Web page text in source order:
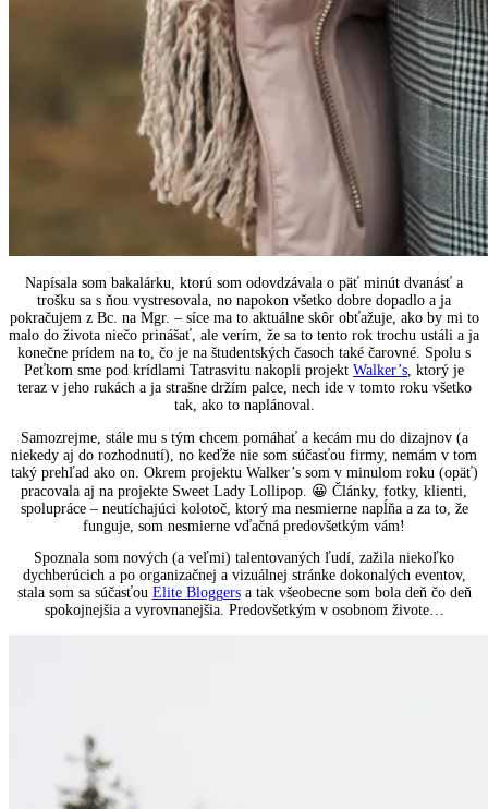
Napísala som bakalárku, ktorú som odovdzávala o päť minút dvanásť a
trošku sa s ňou vystresovala, no napokon všetko dobre dopadlo a ja
pokračujem z Bc. na Mgr. – síce ma to aktuálne skôr obťažuje, ako by mi to
malo do života niečo prinášať, ale verím, že sa to tento rok trochu ustáli a ja
konečne prídem na to, čo je na študentských časoch také čarovné. Spolu s
Peťkom sme pod krídlami Tatrasvitu nakopli projekt Walker’s, ktorý je
teraz v jeho rukách a ja strašne držím palce, nech ide v tomto roku všetko
tak, ako to naplánoval.
Samozrejme, stále mu s tým chcem pomáhať a kecám mu do dizajnov (a
niekedy aj do rozhodnutí), no keďže nie som súčasťou firmy, nemám v tom
taký prehľad ako on. Okrem projektu Walker’s som v minulom roku (opäť)
pracovala aj na projekte Sweet Lady Lollipop. 😀 Články, fotky, klienti,
spolupráce – neutíchajúci kolotoč, ktorý ma nesmierne napĺňa a za to, že
funguje, som nesmierne vďačná predovšetkým vám!
Spoznala som nových (a veľmi) talentovaných ľudí, zažila niekoľko
dychberúcich a po organizačnej a vizuálnej stránke dokonalých eventov,
stala som sa súčasťou Elite Bloggersa tak všeobecne som bola deň čo deň
spokojnejšia a vyrovnanejšia. Predovšetkým v osobnom živote…